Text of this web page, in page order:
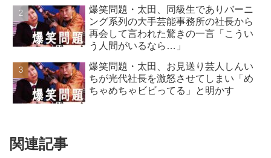
爆笑問題・太田、同級生でありバーニ
ング系列の大手芸能事務所の社長から
再会して言われた驚きの一言「こうい
う人間がいるなら…」
爆笑問題・太田、お見送り芸人しんい
ちが光代社長を激怒させてしまい「め
ちゃめちゃビビってる」と明かす
関連記事